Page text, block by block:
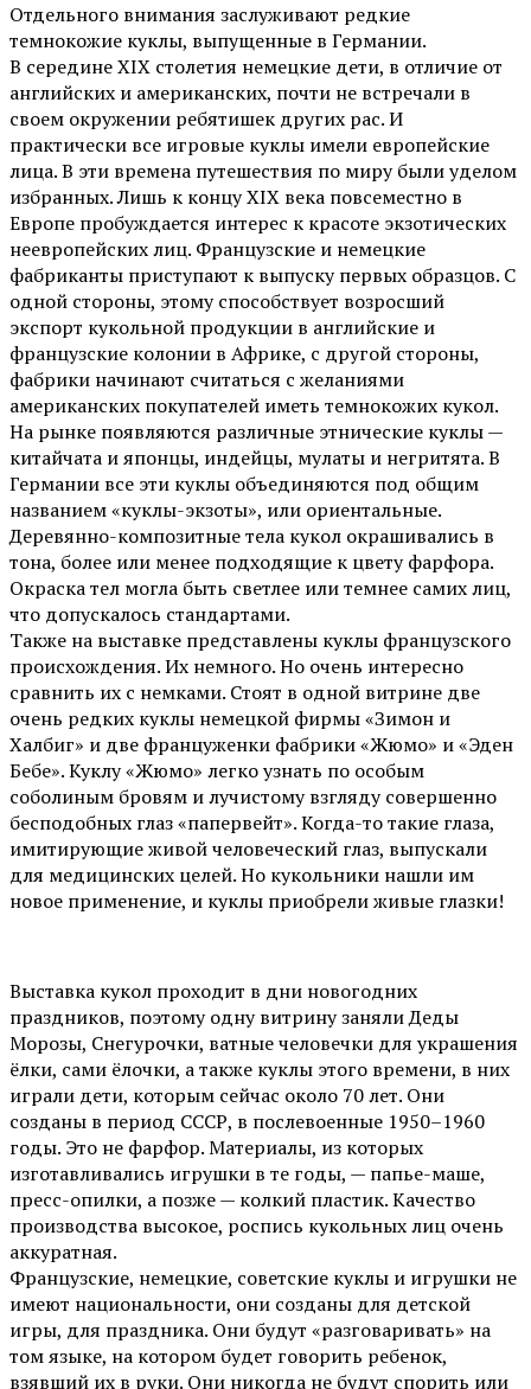
Отдельного внимания заслуживают редкие
темнокожие куклы, выпущенные в Германии.
В середине XIX столетия немецкие дети, в отличие от
английских и американских, почти не встречали в
своем окружении ребятишек других рас. И
практически все игровые куклы имели европейские
лица. В эти времена путешествия по миру были уделом
избранных. Лишь к концу XIX века повсеместно в
Европе пробуждается интерес к красоте экзотических
неевропейских лиц. Французские и немецкие
фабриканты приступают к выпуску первых образцов. С
одной стороны, этому способствует возросший
экспорт кукольной продукции в английские и
французские колонии в Африке, с другой стороны,
фабрики начинают считаться с желаниями
американских покупателей иметь темнокожих кукол.
На рынке появляются различные этнические куклы —
китайчата и японцы, индейцы, мулаты и негритята. В
Германии все эти куклы объединяются под общим
названием «куклы-экзоты», или ориентальные.
Деревянно-композитные тела кукол окрашивались в
тона, более или менее подходящие к цвету фарфора.
Окраска тел могла быть светлее или темнее самих лиц,
что допускалось стандартами.
Также на выставке представлены куклы французского
происхождения. Их немного. Но очень интересно
сравнить их с немками. Стоят в одной витрине две
очень редких куклы немецкой фирмы «Зимон и
Халбиг» и две француженки фабрики «Жюмо» и «Эден
Бебе». Куклу «Жюмо» легко узнать по особым
соболиным бровям и лучистому взгляду совершенно
бесподобных глаз «папервейт». Когда-то такие глаза,
имитирующие живой человеческий глаз, выпускали
для медицинских целей. Но кукольники нашли им
новое применение, и куклы приобрели живые глазки!
Выставка кукол проходит в дни новогодних
праздников, поэтому одну витрину заняли Деды
Морозы, Снегурочки, ватные человечки для украшения
ёлки, сами ёлочки, а также куклы этого времени, в них
играли дети, которым сейчас около 70 лет. Они
созданы в период СССР, в послевоенные 1950–1960
годы. Это не фарфор. Материалы, из которых
изготавливались игрушки в те годы, — папье-маше,
пресс-опилки, а позже — колкий пластик. Качество
производства высокое, роспись кукольных лиц очень
аккуратная.
Французские, немецкие, советские куклы и игрушки не
имеют национальности, они созданы для детской
игры, для праздника. Они будут «разговаривать» на
том языке, на котором будет говорить ребенок,
взявший их в руки. Они никогда не будут спорить или